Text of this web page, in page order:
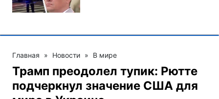
Главная » Новости » В мире
Трамп преодолел тупик: Рютте
подчеркнул значение США для